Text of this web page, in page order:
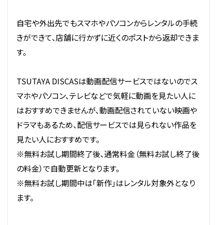
自宅や外出先でもスマホやパソコンからレンタルの手続
きができて、店舗に行かずに近くのポストから返却できま
す。
TSUTAYA DISCASは動画配信サービスではないのでス
マホやパソコン、テレビなどで気軽に動画を見たい人に
はおすすめできませんが、動画配信されていない映画や
ドラマもあるため、配信サービスでは見られない作品を
見たい人におすすめです。
※無料お試し期間終了後、通常料金（無料お試し終了後
の料金）で自動更新となります。
※無料お試し期間中は「新作」はレンタル対象外となり
ます。